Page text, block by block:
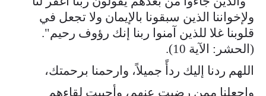
ولإخواننا الذين سبقونا بالإيمان ولا تجعل في
قلوبنا غلا للذين آمنوا ربنا إنك رؤوف رحيم".
(الحشر: الآية 10).
اللهم ردنا إليك ردأً جميلاً، وارحمنا برحمتك،
واجعلنا ممن رضيت عنهم، وأحببت لقاءهم